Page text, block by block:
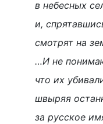
в небесных
и,
смотрят на
…И не
что их
швыряя
за русское